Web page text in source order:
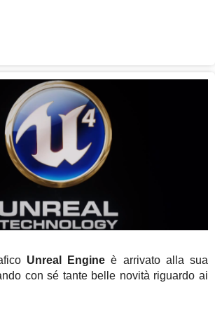
Unreal Engine è arrivato alla sua
con sé tante belle novità riguardo ai